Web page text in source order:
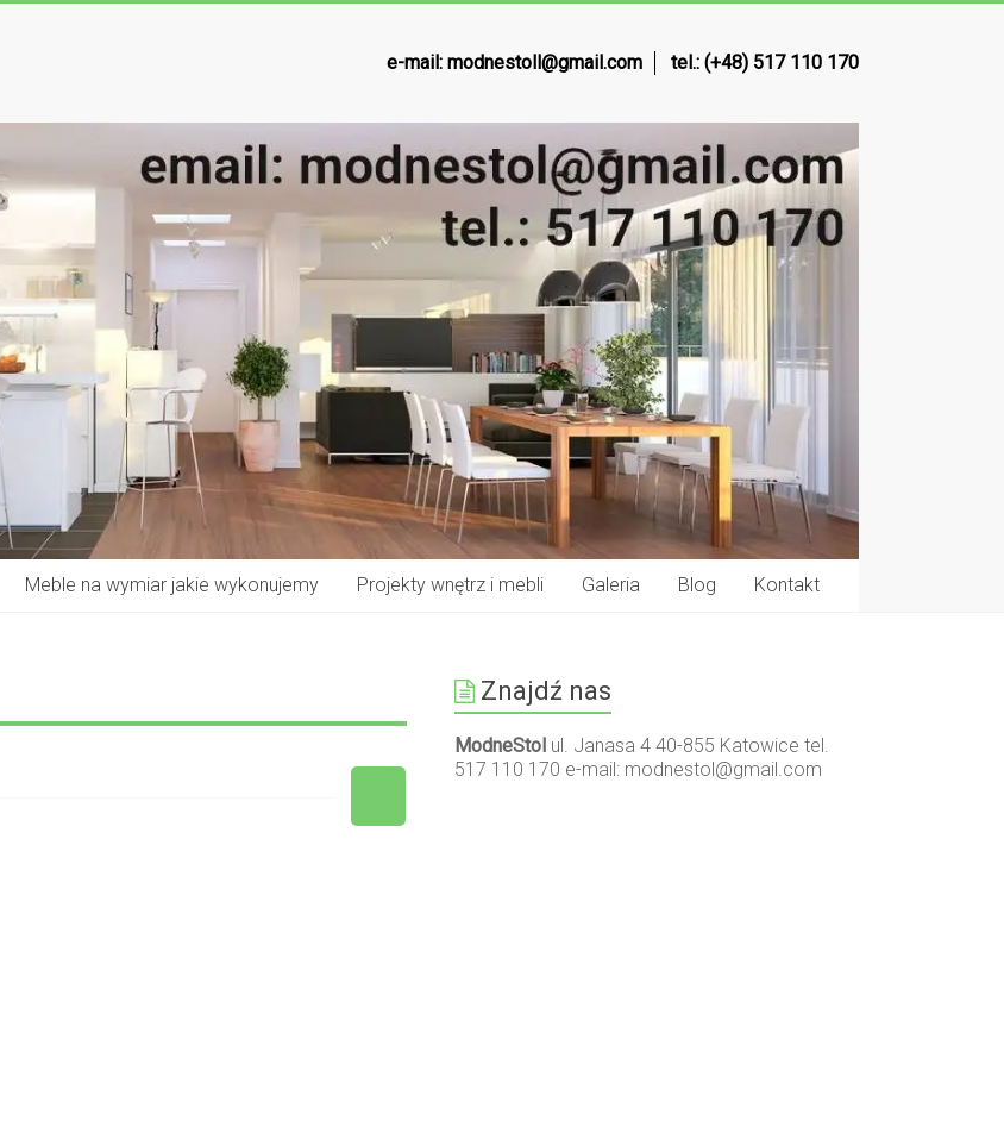
e-mail: modnestoll@gmail.com tel.: (+48) 517 110 170
Meble na wymiar jakie wykonujemy Projekty wnętrz i mebli Galeria Blog Kontakt
Znajdź nas
ModneStol ul. Janasa 4 40-855 Katowice tel.
517 110 170 e-mail: modnestol@gmail.com